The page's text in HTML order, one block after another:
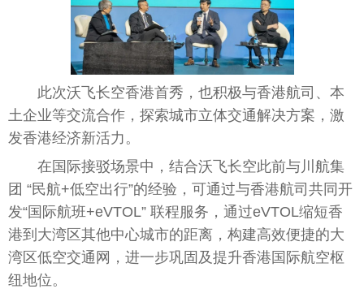
此次沃飞长空香港首秀，也积极与香港航司、本
土企业等交流合作，探索城市立体交通解决方案，激
发香港经济新活力。
在国际接驳场景中，结合沃飞长空此前与川航集
团 “民航+低空出行”的经验，可通过与香港航司共同开
发“国际航班+eVTOL” 联程服务，通过eVTOL缩短香
港到大湾区其他中心城市的距离，构建高效便捷的大
湾区低空交通网，进一步巩固及提升香港国际航空枢
纽地位。